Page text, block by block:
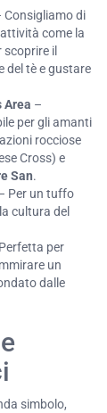
Consigliamo di
come la
scoprire il
del tè e gustare
Area –
per gli amanti
rocciose
Cross) e
San.
Per un tuffo
cultura del
per
un
dalle
simbolo,